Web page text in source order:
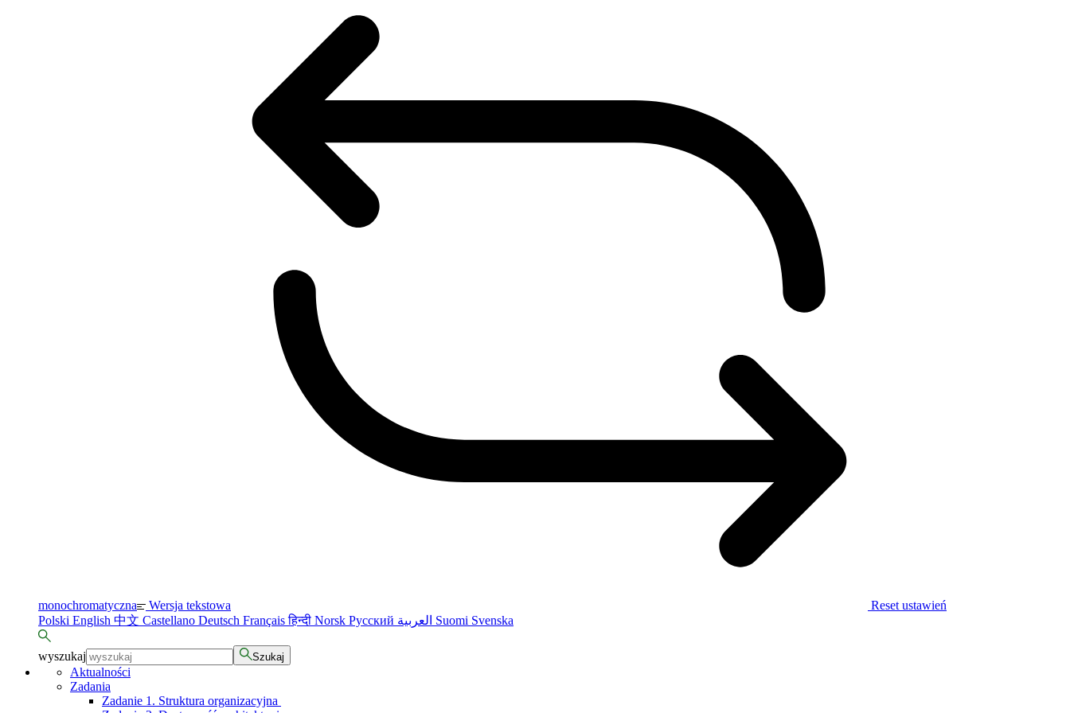
monochromatyczna Wersja tekstowa
Reset ustawień
Polski English 中文 Castellano Deutsch Françaisहिन्दी Norsk Русский Suomi Svenska
wyszukaj Szukaj
Aktualności
Zadania
Zadanie 1. Struktura organizacyjna